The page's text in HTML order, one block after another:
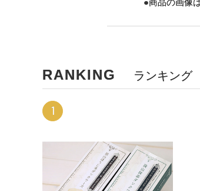
RANKING ランキング
1